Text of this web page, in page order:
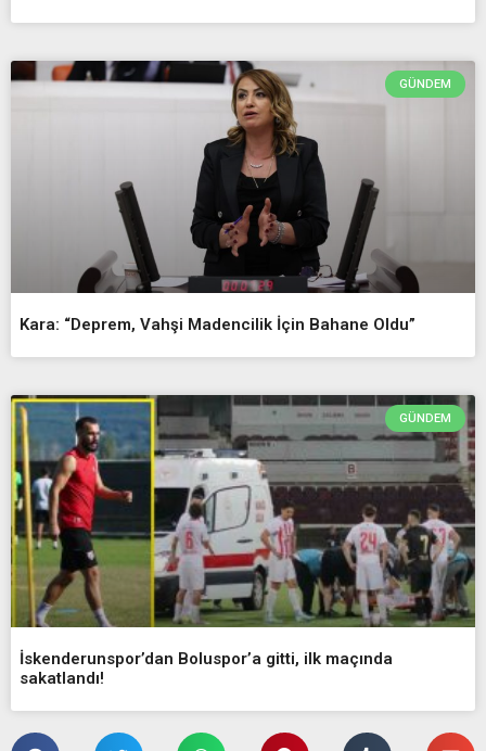
GÜNDEM
Kara: “Deprem, Vahşi Madencilik İçin Bahane Oldu”
GÜNDEM
İskenderunspor’dan Boluspor’a gitti, ilk maçında
sakatlandı!